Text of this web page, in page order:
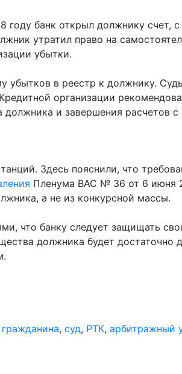
банк открыл должнику счет,
утратил право на
убытки.
в реестр к должнику.
организации
и завершения расчетов
Здесь пояснили, что
Пленума ВАС № 36 от 6 июня
а не из конкурсной массы.
что банку следует защищать
должника будет
, суд, РТК, арбитражный